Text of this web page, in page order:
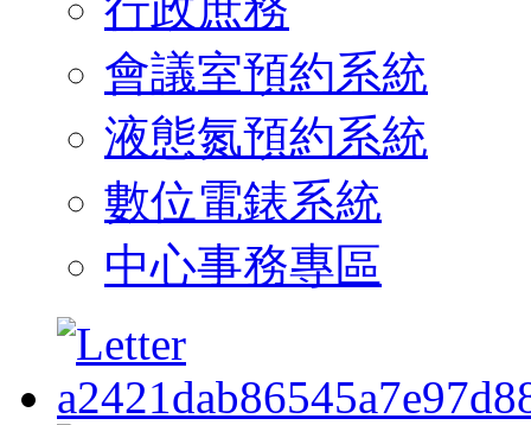
會議室預約系統
液態氮預約系統
數位電錶系統
中心事務專區